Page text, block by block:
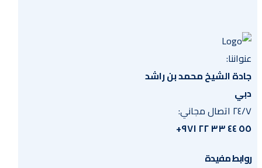
عنواننا:
جادة الشيخ محمد بن راشد
دبي
٢٤/٧ اتصال مجاني:
٥٥ ٤٤ ٣٣ ٢٢ ٩٧١+
روابط مفيدة